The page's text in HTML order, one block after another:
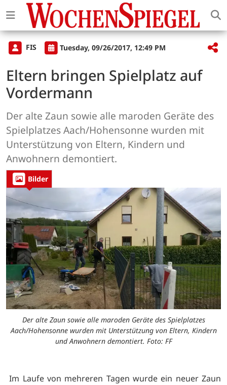
FIS Tuesday, 09/26/2017, 12:49 PM
Eltern bringen Spielplatz auf
Vordermann
Der alte Zaun sowie alle maroden Geräte des
Spielplatzes Aach/Hohensonne wurden mit
Unterstützung von Eltern, Kindern und
Anwohnern demontiert.
Bilder
Der alte Zaun sowie alle maroden Geräte des Spielplatzes
Aach/Hohensonne wurden mit Unterstützung von Eltern, Kindern
und Anwohnern demontiert. Foto: FF
Im Laufe von mehreren Tagen wurde ein neuer Zaun